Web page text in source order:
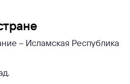
– Исламская Республика